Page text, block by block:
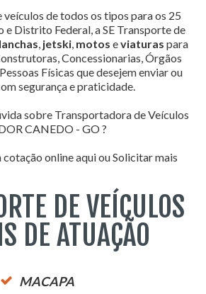
de todos os tipos para os 25
e Distrito Federal, a SE Transporte de
lanchas, jetski, motos eviaturas para
Concessionarias, Órgãos
Físicas que desejem enviar ou
segurança e praticidade.
sobre Transportadora de Veículos
CANEDO - GO ?
online aqui ou Solicitar mais
DE VEÍCULOS
DE ATUAÇÃO
MACAPA